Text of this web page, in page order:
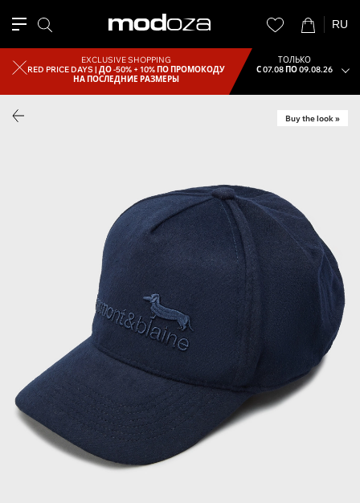
RU
EXCLUSIVE SHOPPING
RED PRICE DAYS |ДО -50% + 10% ПО ПРОМОКОДУ
НА ПОСЛЕДНИЕ РАЗМЕРЫ
ТОЛЬКО
С 07.08 ПО 09.08.26
Buy the look »